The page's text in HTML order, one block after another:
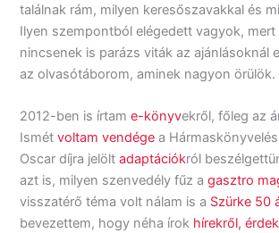
találnak rám, milyen keresőszavakkal és
Ilyen szempontból elégedett vagyok, mert
nincsenek is parázs viták az ajánlásoknál
az olvasótáborom, aminek nagyon örülök.
2012-ben is írtame-könyvekről, főleg az
Ismétvoltam vendége a
Oscar díjra jelöltadaptációkról
azt is, milyen szenvedély fűz agasztro
visszatérő téma volt nálam is a Szürke 50
bevezettem, hogy néha írok hírekről,